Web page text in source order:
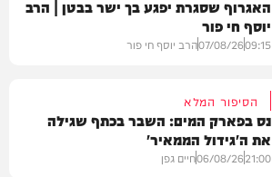
האגרוף שסגרת יפגע בך ישר בבטן | הרב
יוסף חי פור
09:15
07/08/26הרב יוסף חי פור
הסיפור המלא
נס בפארק המים: השבר בכתף שגילה
את ה'גידול הממאיר'
21:00
06/08/26חיים גפן